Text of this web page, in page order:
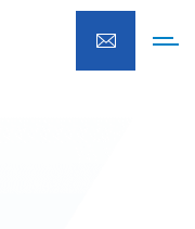
ーナー